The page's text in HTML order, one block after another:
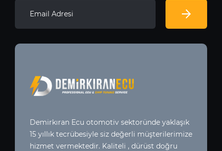
Demirkıran Ecu otomotiv sektoründe yaklaşık
15 yıllık tecrübesiyle siz değerli müşterilerimize
hizmet vermektedir. Kaliteli , dürüst doğru